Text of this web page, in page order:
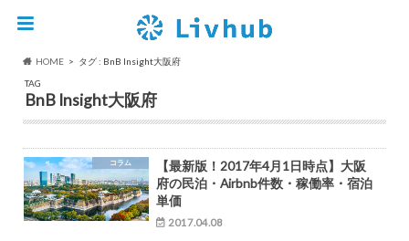
HOME
タグ : BnB Insight大阪府
TAG
BnB Insight大阪府
コラム
【最新版！2017年4月1日時点】大阪
府の民泊・Airbnb件数・稼働率・宿泊
単価
2017.04.08